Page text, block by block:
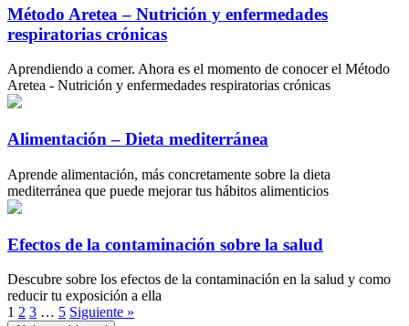
Método Aretea – Nutrición y enfermedades
respiratorias crónicas
Aprendiendo a comer. Ahora es el momento de conocer el Método
Aretea - Nutrición y enfermedades respiratorias crónicas
Alimentación – Dieta mediterránea
Aprende alimentación, más concretamente sobre la dieta
mediterránea que puede mejorar tus hábitos alimenticios
Efectos de la contaminación sobre la salud
Descubre sobre los efectos de la contaminación en la salud y como
reducir tu exposición a ella
1 2 3 … 5 Siguiente »